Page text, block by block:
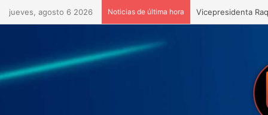
jueves, agosto 6 2026 Noticias de última hora Arco del Triunfo la